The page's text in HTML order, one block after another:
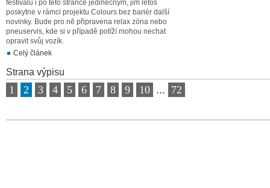
festivalů i po této stránce jedinečným, jim letos
poskytne v rámci projektu Colours bez bariér další
novinky. Bude pro ně připravena relax zóna nebo
pneuservis, kde si v případě potíží mohou nechat
opravit svůj vozík.
Celý článek
Strana výpisu
1 2 3 4 5 6 7 8 9 10 ... 72